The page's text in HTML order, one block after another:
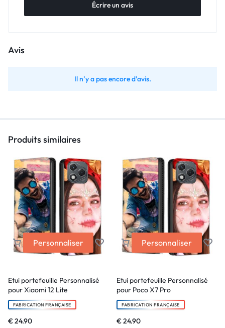
Écrire un avis
Avis
Il n’y a pas encore d’avis.
Produits similaires
Personnaliser
Etui portefeuille Personnalisé
pour Xiaomi 12 Lite
FABRICATION FRANÇAISE
€24.90
Personnaliser
Etui portefeuille Personnalisé
pour Poco X7 Pro
FABRICATION FRANÇAISE
€24.90